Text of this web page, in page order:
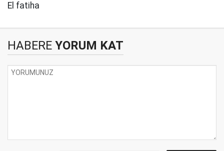
El fatiha
HABERE YORUM KAT